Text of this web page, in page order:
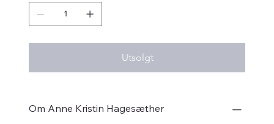
Utsolgt
Om Anne Kristin Hagesæther